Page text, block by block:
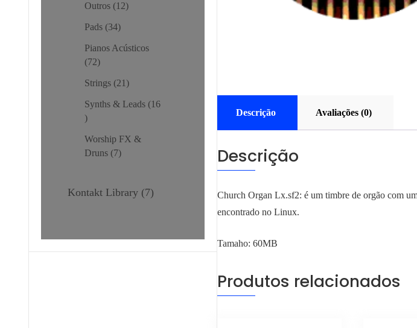
Descrição Avaliações (0)
Descrição
Church Organ Lx.sf2: é um timbre de orgão com
encontrado no Linux.
Tamaho: 60MB
Produtos relacionados
Outros 12
Pads 34
Pianos Acústicos
72
Strings 21
Synths & Leads 16
Worship FX &
Druns 7
Kontakt Library 7